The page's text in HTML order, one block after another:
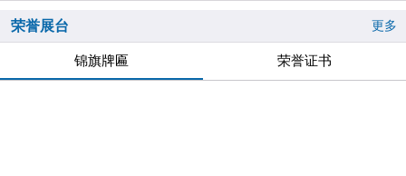
荣誉展台 更多
锦旗牌匾 荣誉证书